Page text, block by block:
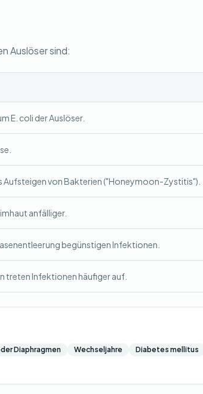
Auslöser sind:
E. coli der Auslöser.
Aufsteigen von Bakterien ("Honeymoon-Zystitis").
anfälliger.
begünstigen Infektionen.
treten Infektionen häufiger auf.
Diaphragmen Wechseljahre
Diabetes mellitus